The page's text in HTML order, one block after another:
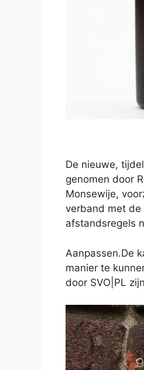
De nieuwe,
genomen door
Monsewije,
verband met de
afstandsregels
Aanpassen.De
manier te
door SVO|PL